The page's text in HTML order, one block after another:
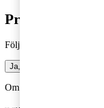
Prenumerera
Följ vår blogg och få
Ja, jag vill prenumerera på
Om du inte får fram